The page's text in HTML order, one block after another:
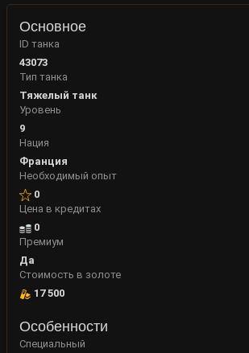
Основное
ID танка
43073
Тип танка
Тяжелый танк
Уровень
9
Нация
Франция
Необходимый опыт
0
Цена в кредитах
0
Премиум
Да
Стоимость в золоте
17 500
Особенности
Специальный